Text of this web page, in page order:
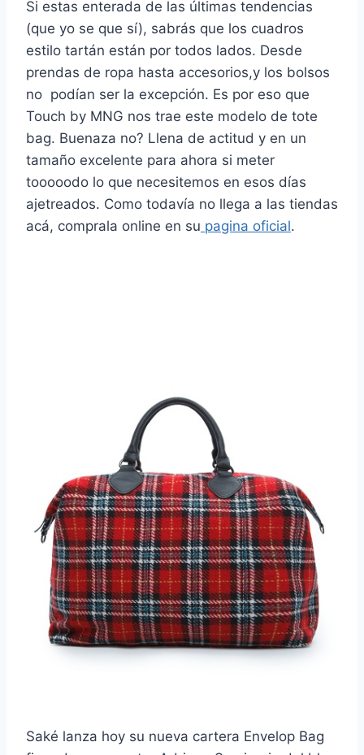
Si estas enterada de las últimas tendencias
(que yo se que sí), sabrás que los cuadros
estilo tartán están por todos lados. Desde
prendas de ropa hasta accesorios,y los bolsos
no podían ser la excepción. Es por eso que
Touch by MNG nos trae este modelo de tote
bag. Buenaza no? Llena de actitud y en un
tamaño excelente para ahora si meter
tooooodo lo que necesitemos en esos días
ajetreados. Como todavía no llega a las tiendas
acá, comprala online en su pagina oficial.
Saké lanza hoy su nueva cartera Envelop Bag